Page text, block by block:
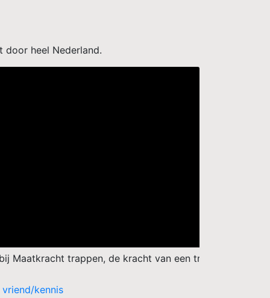
door heel Nederland.
de kracht van een trap op maat. Voor iedere situatie
kennis